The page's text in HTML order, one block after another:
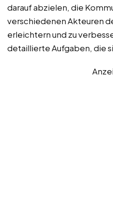
darauf abzielen, die
verschiedenen Akteuren
erleichtern und zu
detaillierte Aufgaben, die